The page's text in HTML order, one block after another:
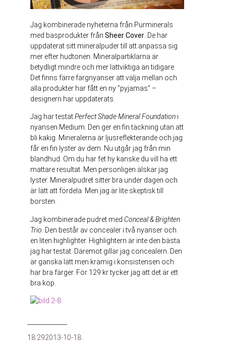
Jag kombinerade nyheterna från Purminerals
med basprodukter frånSheer Cover . De har
uppdaterat sitt mineralpuder till att anpassa sig
mer efter hudtonen. Mineralpartiklarna är
betydligt mindre och mer lättviktiga än tidigare.
Det finns färre färgnyanser att välja mellan och
alla produkter har fått en ny ”pyjamas” –
designern har uppdaterats.
Jag har testatPerfect Shade Mineral Foundation i
nyansen Medium. Den ger en fin täckning utan att
bli kakig. Mineralerna är ljusreflekterande och jag
får en fin lyster av dem. Nu utgår jag från min
blandhud. Om du har fet hy kanske du vill ha ett
mattare resultat. Men personligen älskar jag
lyster. Mineralpudret sitter bra under dagen och
är lätt att fördela. Men jag är lite skeptisk till
borsten.
Jag kombinerade pudret medConceal & Brighten
Trio . Den består av concealer i två nyanser och
en liten highlighter. Highlightern är inte den bästa
jag har testat. Däremot gillar jag concealern. Den
är ganska lätt men krämig i konsistensen och
har bra färger. För 129 kr tycker jag att det är ett
bra köp.
18:292013-10-18